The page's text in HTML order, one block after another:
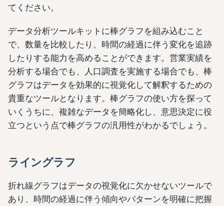
てください。
データ分析ツールキットに棒グラフを組み込むこと
で、数量を比較したり、時間の経過に伴う変化を追跡
したりする能力を高めることができます。営業実績を
分析する場合でも、人口調査を実施する場合でも、棒
グラフはデータを効果的に視覚化して解釈するための
貴重なツールとなります。棒グラフの使い方を探って
いくうちに、複雑なデータを簡略化し、意思決定に役
立つという点で棒グラフの汎用性がわかるでしょう。
ライングラフ
折れ線グラフはデータの視覚化に欠かせないツールで
あり、時間の経過に伴う傾向やパターンを明確に把握